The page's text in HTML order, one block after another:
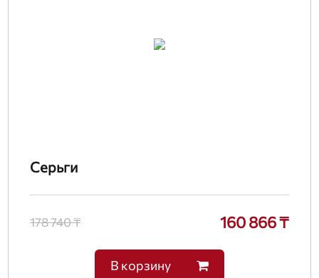
Серьги
178 740 ₸ 160 866 ₸
В корзину